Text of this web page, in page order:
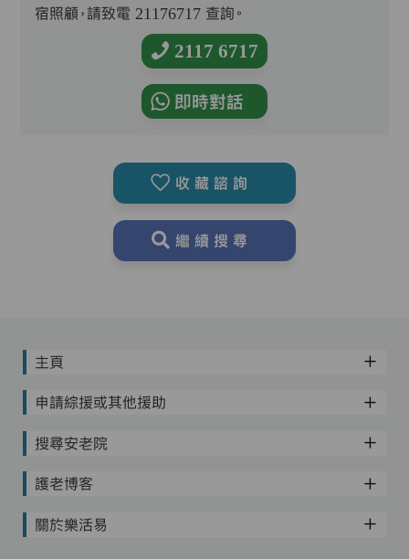
宿照顧，請致電 21176717 查詢。
2117 6717
即時對話
收藏諮詢
繼續搜尋
主頁
申請綜援或其他援助
搜尋安老院
護老博客
關於樂活易